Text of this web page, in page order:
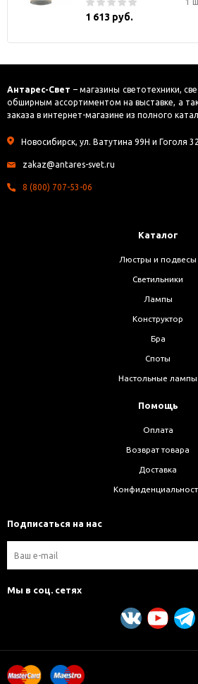
1
1 613 руб.
Антарес-Свет – магазины светотехники,
обширным ассортиментом на выставке, а
заказа в интернет-магазине из полного
Новосибирск, ул. Ватутина 99Н и Гоголя
zakaz@antares-svet.ru
8 (800) 707-53-06
Каталог
Люстры и подвесы
Светильники
Лампы
Конструктор
Бра
Споты
Настольные лампы
Помощь
Оплата
Возврат товара
Доставка
Подписаться на нас
Мы в соц. сетях